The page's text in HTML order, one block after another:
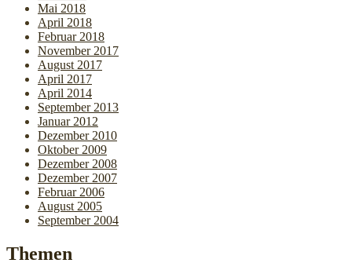
Mai 2018
April 2018
Februar 2018
November 2017
August 2017
April 2017
April 2014
September 2013
Januar 2012
Dezember 2010
Oktober 2009
Dezember 2008
Dezember 2007
Februar 2006
August 2005
September 2004
Themen